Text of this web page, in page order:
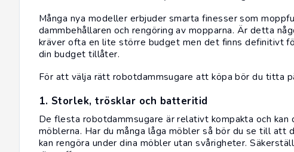
Många nya modeller erbjuder smarta finesser som
dammbehållaren och rengöring av mopparna. Är detta
kräver ofta en lite större budget men det finns definitivt
din budget tillåter.
För att välja rätt robotdammsugare att köpa bör du titta
1. Storlek, trösklar och batteritid
De flesta robotdammsugare är relativt kompakta och
möblerna. Har du många låga möbler så bör du se till att
kan rengöra under dina möbler utan svårigheter.